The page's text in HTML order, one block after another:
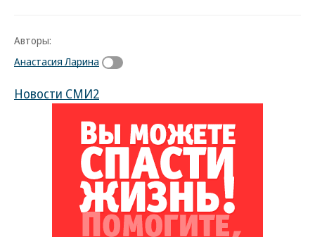
Авторы:
Анастасия Ларина
Новости СМИ2